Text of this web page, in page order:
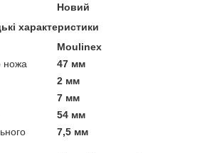
Новий
характеристики
Moulinex
ножа
47 мм
2 мм
7 мм
54 мм
7,5 мм